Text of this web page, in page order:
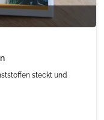
steckt und